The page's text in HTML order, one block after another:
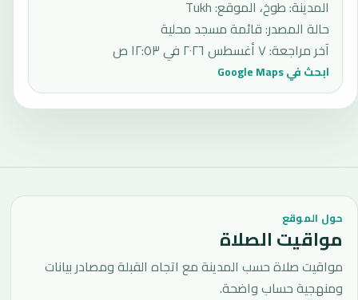
المدينة: طوخ، الموقع: Tukh
حالة المصدر:قائمة مسجد محلية
آخر مراجعة:٧ أغسطس ٢٠٢٦ في ١٢:٥٣ ص
ابحث في Google Maps
حول الموقع
مواقيت الصلاة
مواقيت صلاة حسب المدينة مع اتجاه القبلة ومصادر بيانات
ومنهجية حساب واضحة.